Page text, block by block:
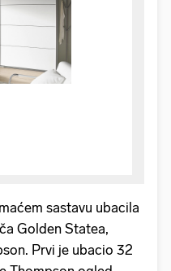
sastavu ubacila
Golden Statea,
Prvi je ubacio 32